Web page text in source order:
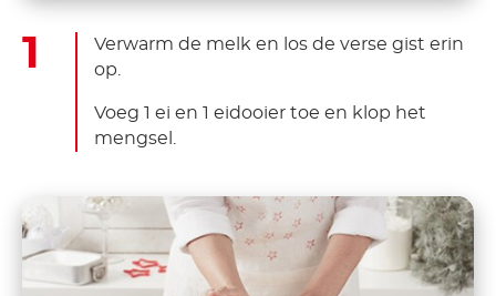
Verwarm de melk en los de verse gist erin
op.
Voeg 1 ei en 1 eidooier toe en klop het
mengsel.